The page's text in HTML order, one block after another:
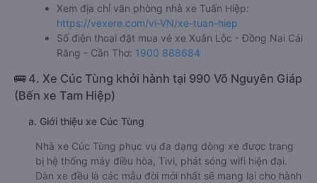
Xem địa chỉ văn phòng nhà xe Tuấn Hiệp:
https://vexere.com/vi-VN/xe-tuan-hiep
Số điện thoại đặt mua vé xe Xuân Lộc - Đồng Nai Cái
Răng - Cần Thơ: 1900 888684
🚌 4. Xe Cúc Tùng khởi hành tại 990 Võ Nguyên Giáp
(Bến xe Tam Hiệp)
a. Giới thiệu xe Cúc Tùng
Nhà xe Cúc Tùng phục vụ đa dạng dòng xe được trang
bị hệ thống máy điều hòa, Tivi, phát sóng wifi hiện đại.
Dàn xe đều là các mẫu đời mới nhất sẽ mang lại cho hành